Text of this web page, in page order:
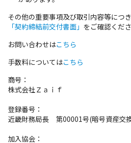
その他の重要事項及び取引内容等につき
「契約締結前交付書面」 をご確認くださ
お問い合わせはこちら
手数料についてはこちら
商号：
株式会社Ｚａｉｆ
登録番号：
近畿財務局長 第00001号(暗号資産交
加入協会：